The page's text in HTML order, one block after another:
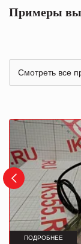
Примеры
Смотреть все
ПОДРОБНЕЕ